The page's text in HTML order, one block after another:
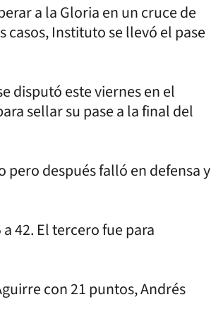
a la Gloria en un cruce de
Instituto se llevó el pase
disputó este viernes en el
sellar su pase a la final del
después falló en defensa y
42. El tercero fue para
con 21 puntos, Andrés